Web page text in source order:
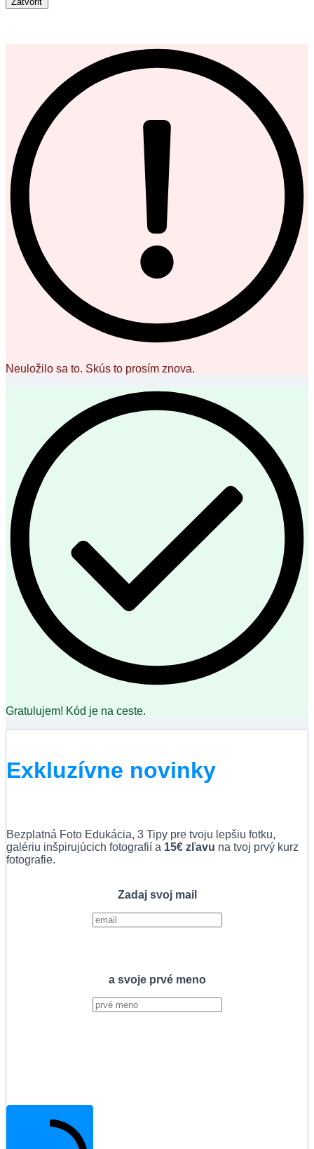
Neuložilo sa to. Skús to prosím znova.
Gratulujem! Kód je na ceste.
Exkluzívne novinky
Bezplatná Foto Edukácia, 3 Tipy pre tvoju lepšiu fotku,
galériu inšpirujúcich fotografií a 15€ zľavu na tvoj prvý kurz
fotografie.
Zadaj svoj mail
a svoje prvé meno